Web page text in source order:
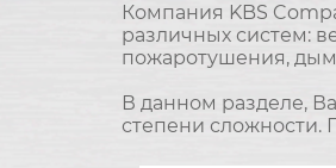
Компания KBS
различных систем:
пожаротушения,
В данном разделе,
степени сложности.